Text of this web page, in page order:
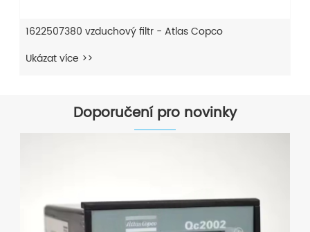
1622507380 vzduchový filtr - Atlas Copco
Ukázat více >>
Doporučení pro novinky